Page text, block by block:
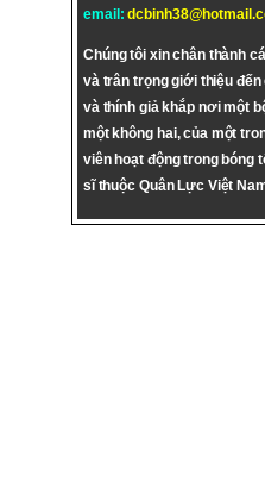
email:
Chúng tôi xin chân thành
và trân trọng giới thiệu đến
và thính giả khắp nơi một
một không hai, của một
viên hoạt động trong bóng
sĩ thuộc Quân Lực Việt